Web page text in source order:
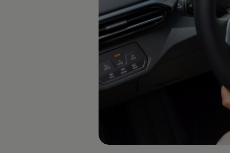
Ekspres Servis
Check-Up Hizmeti
Gönüllü Geri Çağırma
Motor Yağları
Kaporta ve Boya
Aksesuar ve Yedek Parça
Volkswagen Orijinal Aksesuarlar®
Volkswagen Orijinal Parçalar®
Lastik Bilgilendirmesi
Klasik Modeller